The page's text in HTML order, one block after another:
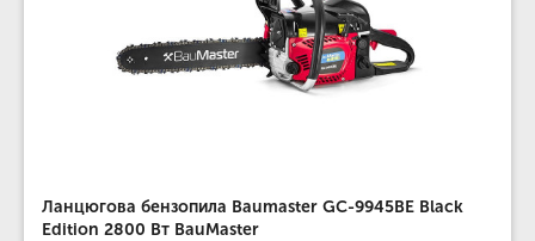
Ланцюгова бензопила Baumaster GC-9945BE Black
Edition 2800 Вт BauMaster